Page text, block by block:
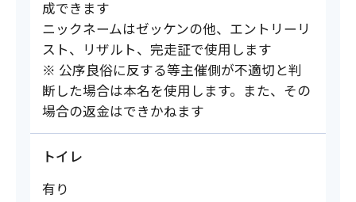
成できます
ニックネームはゼッケンの他、エントリーリ
スト、リザルト、完走証で使用します
※ 公序良俗に反する等主催側が不適切と判
断した場合は本名を使用します。また、その
場合の返金はできかねます
トイレ
有り